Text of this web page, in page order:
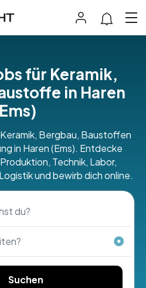
für Keramik,
in Haren
Bergbau, Baustoffen
in Haren (Ems). Entdecke
Technik, Labor,
und bewirb dich online.
Suchen